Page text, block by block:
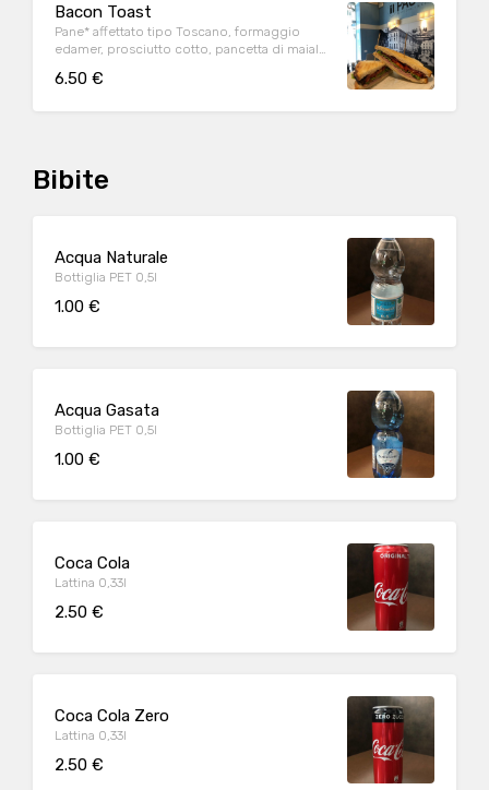
Bacon Toast
Pane* affettato tipo Toscano, formaggio
edamer, prosciutto cotto, pancetta di maiale,
6.50 €
Bibite
Acqua Naturale
Bottiglia PET 0,5l
1.00 €
Acqua Gasata
Bottiglia PET 0,5l
1.00 €
Coca Cola
Lattina 0,33l
2.50 €
Coca Cola Zero
Lattina 0,33l
2.50 €